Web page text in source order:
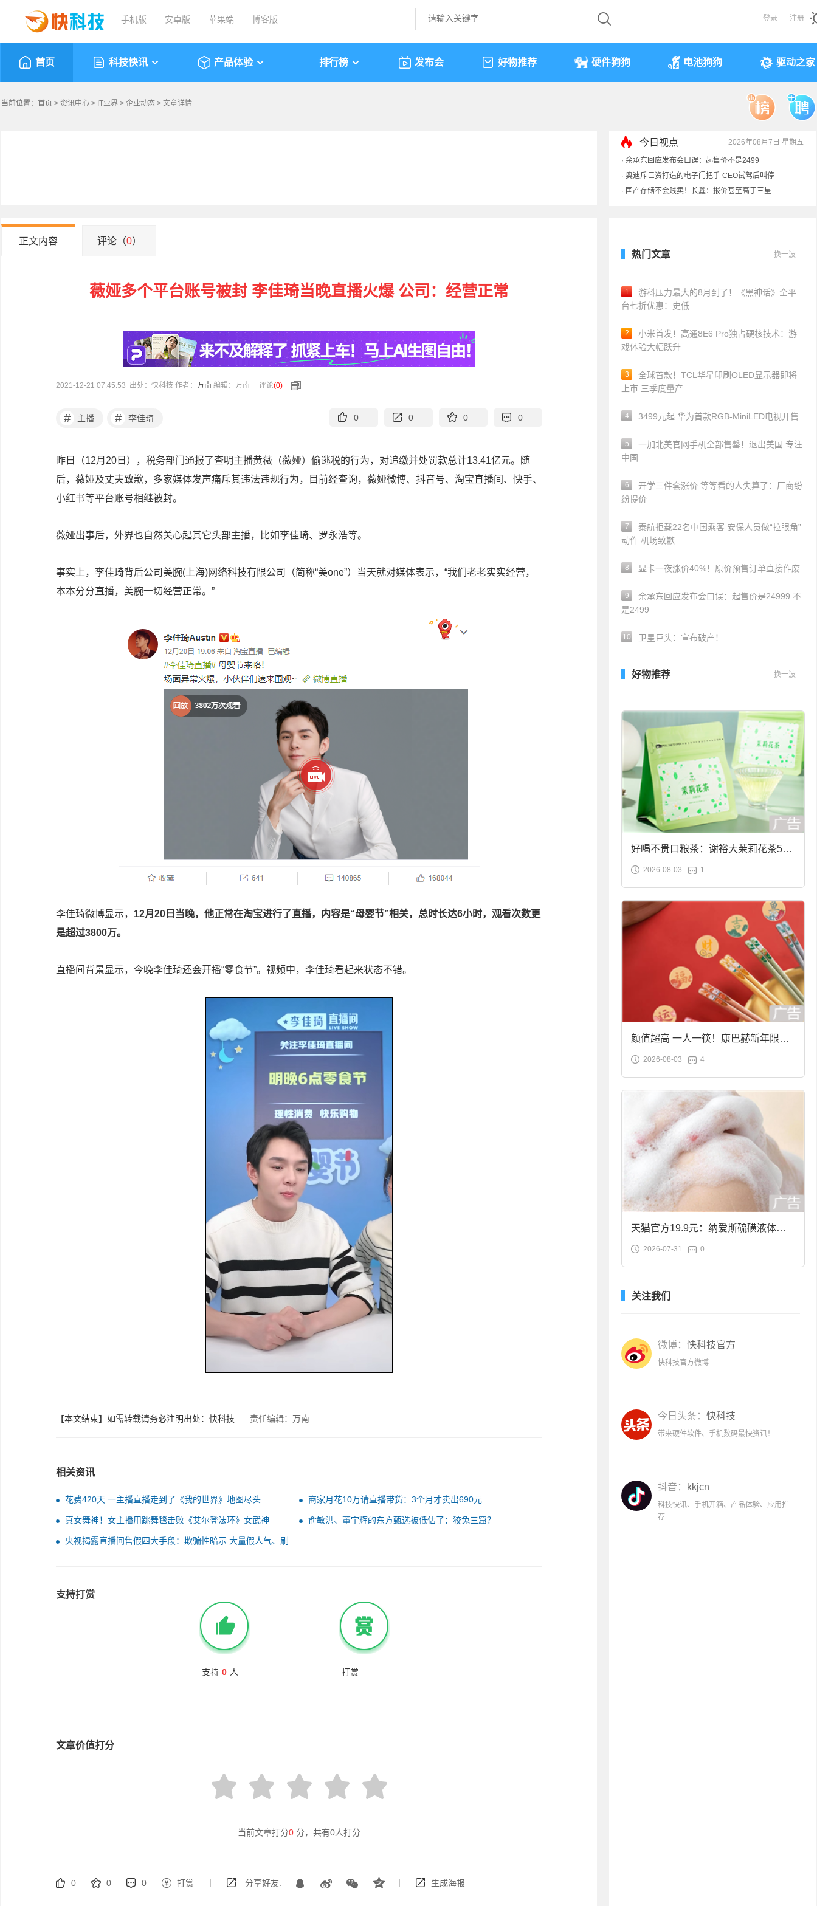
手机版 安卓版 苹果端 博客版 登录 注册
首页 科技快讯 产品体验 排行榜 发布会 好物推荐 硬件狗狗 电池狗狗 驱动之家
当前位置： 首页 > 资讯中心 > IT业界 > 企业动态 > 文章详情
今日视点 2026年08月7日 星期五
· 余承东回应发布会口误：起售价不是2499
· 奥迪斥巨资打造的电子门把手 CEO试驾后叫停
· 国产存储不会贱卖！长鑫：报价甚至高于三星
正文内容 评论（0）
薇娅多个平台账号被封 李佳琦当晚直播火爆 公司：经营正常
2021-12-21 07:45:53 出处：快科技 作者： 万南 编辑：万南 评论(0)
# 主播 # 李佳琦 0 0 0 0
昨日（12月20日），税务部门通报了查明主播黄薇（薇娅）偷逃税的行为，对追缴并处罚款总计13.41亿元。随
后，薇娅及丈夫致歉，多家媒体发声痛斥其违法违规行为，目前经查询，薇娅微博、抖音号、淘宝直播间、快手、
小红书等平台账号相继被封。
薇娅出事后，外界也自然关心起其它头部主播，比如李佳琦、罗永浩等。
事实上，李佳琦背后公司美腕(上海)网络科技有限公司（简称“美one”）当天就对媒体表示，“我们老老实实经营，
本本分分直播，美腕一切经营正常。”
李佳琦微博显示， 12月20日当晚，他正常在淘宝进行了直播，内容是“母婴节”相关，总时长达6小时，观看次数更
是超过3800万。
直播间背景显示，今晚李佳琦还会开播“零食节”。视频中，李佳琦看起来状态不错。
【本文结束】如需转载请务必注明出处：快科技 责任编辑：万南
相关资讯
花费420天 一主播直播走到了《我的世界》地图尽头 商家月花10万请直播带货：3个月才卖出690元
真女舞神！女主播用跳舞毯击败《艾尔登法环》女武神 俞敏洪、董宇辉的东方甄选被低估了：狡兔三窟？
央视揭露直播间售假四大手段：欺骗性暗示 大量假人气、刷
支持打赏
支持 0 人 打赏
文章价值打分
当前文章打分0 分，共有0人打分
0 0 0 打赏 | 分享好友: | 生成海报
热门文章 换一波
1
游科压力最大的8月到了！《黑神话》全平
台七折优惠：史低
2
小米首发！高通8E6 Pro独占硬核技术：游
戏体验大幅跃升
3
全球首款！TCL华星印刷OLED显示器即将
上市 三季度量产
4 3499元起 华为首款RGB-MiniLED电视开售
5
一加北美官网手机全部售罄！退出美国 专注
中国
6
开学三件套涨价 等等看的人失算了：厂商纷
纷提价
7
泰航拒载22名中国乘客 安保人员做“拉眼角”
动作 机场致歉
8 显卡一夜涨价40%！原价预售订单直接作废
9
余承东回应发布会口误：起售价是24999 不
是2499
10 卫星巨头：宣布破产！
好物推荐 换一波
好喝不贵口粮茶：谢裕大茉莉花茶50g
袋装9.9元到手
2026-08-03 1
颜值超高 一人一筷！康巴赫新年限定
合金筷子大促：19.9元
2026-08-03 4
天猫官方19.9元：纳爱斯硫磺液体香
皂2斤大促
2026-07-31 0
关注我们
微博： 快科技官方
快科技官方微博
今日头条： 快科技
带来硬件软件、手机数码最快资讯！
抖音： kkjcn
科技快讯、手机开箱、产品体验、应用推
荐...